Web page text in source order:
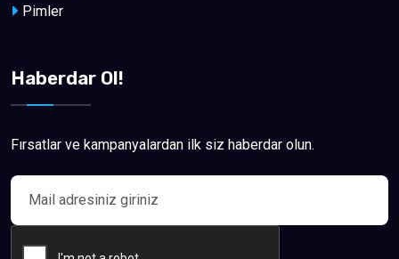
Pimler
Haberdar Ol!
Fırsatlar ve kampanyalardan ilk siz haberdar olun.